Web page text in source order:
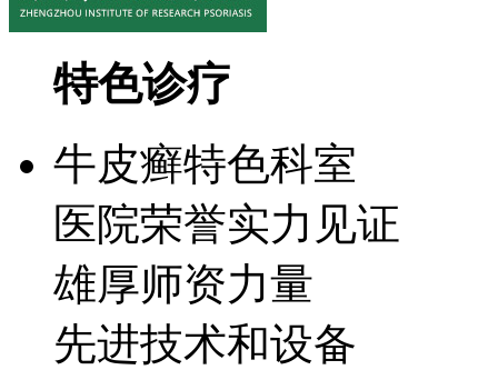
特色诊疗
牛皮癣特色科室
医院荣誉实力见证
雄厚师资力量
先进技术和设备